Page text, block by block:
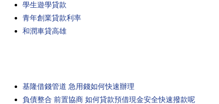
學生遊學貸款
青年創業貸款利率
和潤車貸高雄
基隆借錢管道 急用錢如何快速辦理
負債整合 前置協商 如何貸款預借現金安全快速撥款呢